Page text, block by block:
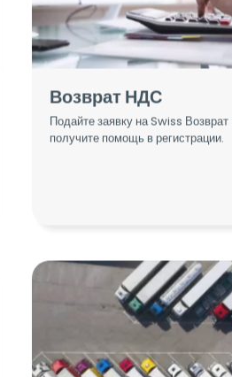
Возврат НДС
Подайте заявку на Swiss
получите помощь в регистрации.